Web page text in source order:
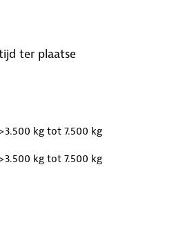
ter plaatse
kg tot 7.500 kg
kg tot 7.500 kg